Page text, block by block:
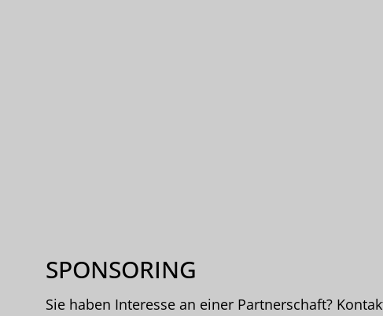
SPONSORING
Sie haben Interesse an einer Partnerschaft?